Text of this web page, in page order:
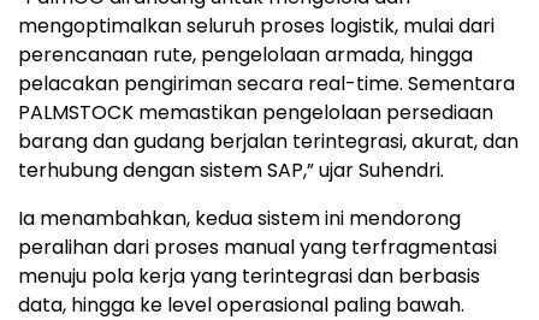
mengoptimalkan seluruh proses logistik, mulai dari
perencanaan rute, pengelolaan armada, hingga
pelacakan pengiriman secara real-time. Sementara
PALMSTOCK memastikan pengelolaan persediaan
barang dan gudang berjalan terintegrasi, akurat, dan
terhubung dengan sistem SAP,” ujar Suhendri.
Ia menambahkan, kedua sistem ini mendorong
peralihan dari proses manual yang terfragmentasi
menuju pola kerja yang terintegrasi dan berbasis
data, hingga ke level operasional paling bawah.